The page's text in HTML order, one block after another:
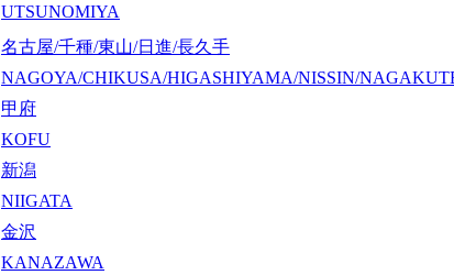
UTSUNOMIYA
名古屋/千種/東山/日進/長久手
NAGOYA/CHIKUSA/HIGASHIYAMA/NISSIN/
甲府
KOFU
新潟
NIIGATA
金沢
KANAZAWA